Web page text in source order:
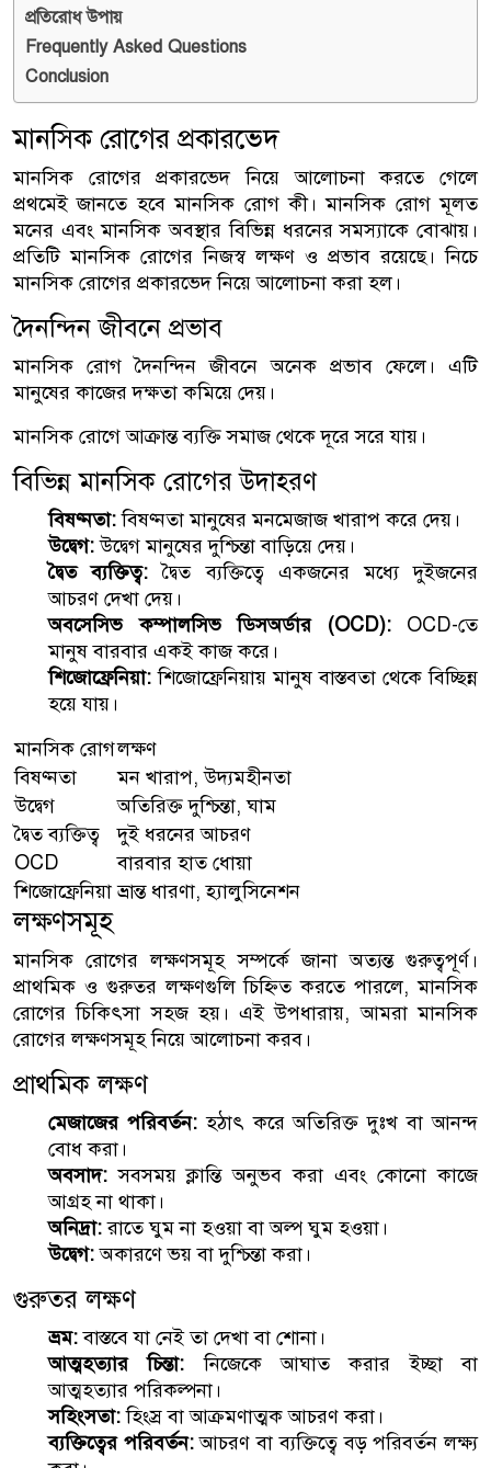
প্রতিরোধ উপায়
Frequently Asked Questions
Conclusion
মানসিক রোগের প্রকারভেদ
মানসিক রোগের প্রকারভেদ নিয়ে আলোচনা করতে গেলে
প্রথমেই জানতে হবে মানসিক রোগ কী। মানসিক রোগ মূলত
মনের এবং মানসিক অবস্থার বিভিন্ন ধরনের সমস্যাকে বোঝায়।
প্রতিটি মানসিক রোগের নিজস্ব লক্ষণ ও প্রভাব রয়েছে। নিচে
মানসিক রোগের প্রকারভেদ নিয়ে আলোচনা করা হল।
দৈনন্দিন জীবনে প্রভাব
মানসিক রোগ দৈনন্দিন জীবনে অনেক প্রভাব ফেলে। এটি
মানুষের কাজের দক্ষতা কমিয়ে দেয়।
মানসিক রোগে আক্রান্ত ব্যক্তি সমাজ থেকে দূরে সরে যায়।
বিভিন্ন মানসিক রোগের উদাহরণ
বিষণ্নতা:বিষণ্নতা মানুষের মনমেজাজ খারাপ করে দেয়।
উদ্বেগ:উদ্বেগ মানুষের দুশ্চিন্তা বাড়িয়ে দেয়।
দ্বৈত ব্যক্তিত্ব: দ্বৈত ব্যক্তিত্বে একজনের মধ্যে দুইজনের
আচরণ দেখা দেয়।
অবসেসিভ কম্পালসিভ ডিসঅর্ডার (OCD):OCD-তে
মানুষ বারবার একই কাজ করে।
শিজোফ্রেনিয়া: শিজোফ্রেনিয়ায় মানুষ বাস্তবতা থেকে বিচ্ছিন্ন
হয়ে যায়।
মানসিক রোগলক্ষণ
বিষণ্নতা
মন খারাপ, উদ্যমহীনতা
উদ্বেগ
অতিরিক্ত দুশ্চিন্তা, ঘাম
দ্বৈত ব্যক্তিত্ব
দুই ধরনের আচরণ
OCD
বারবার হাত ধোয়া
শিজোফ্রেনিয়া ভ্রান্ত ধারণা, হ্যালুসিনেশন
লক্ষণসমূহ
মানসিক রোগের লক্ষণসমূহ সম্পর্কে জানা অত্যন্ত গুরুত্বপূর্ণ।
প্রাথমিক ও গুরুতর লক্ষণগুলি চিহ্নিত করতে পারলে, মানসিক
রোগের চিকিৎসা সহজ হয়। এই উপধারায়, আমরা মানসিক
রোগের লক্ষণসমূহ নিয়ে আলোচনা করব।
প্রাথমিক লক্ষণ
মেজাজের পরিবর্তন:হঠাৎ করে অতিরিক্ত দুঃখ বা আনন্দ
বোধ করা।
অবসাদ: সবসময় ক্লান্তি অনুভব করা এবং কোনো কাজে
আগ্রহ না থাকা।
অনিদ্রা:রাতে ঘুম না হওয়া বা অল্প ঘুম হওয়া।
উদ্বেগ:অকারণে ভয় বা দুশ্চিন্তা করা।
গুরুতর লক্ষণ
ভ্রম:বাস্তবে যা নেই তা দেখা বা শোনা।
আত্মহত্যার চিন্তা: নিজেকে আঘাত করার ইচ্ছা বা
আত্মহত্যার পরিকল্পনা।
সহিংসতা:হিংস্র বা আক্রমণাত্মক আচরণ করা।
ব্যক্তিত্বের পরিবর্তন:আচরণ বা ব্যক্তিত্বে বড় পরিবর্তন লক্ষ্য